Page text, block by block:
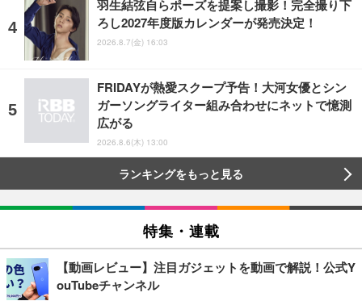
羽生結弦自らポーズを提案し撮影！完全撮り下
ろし2027年度版カレンダーが発売決定！
2026.8.7(金) 16:03
FRIDAYが熱愛スクープ予告！大河女優とシン
ガーソングライター組み合わせにネットで憶測
広がる
2026.8.6(木) 13:00
ランキングをもっと見る
特集・連載
【動画レビュー】注目ガジェットを動画で解説！公式Y
ouTubeチャンネル